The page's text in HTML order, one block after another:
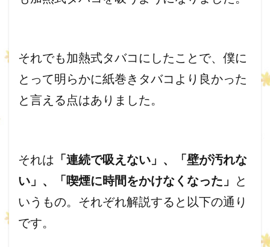
それでも加熱式タバコにしたことで、 僕に
とって明らかに紙巻きタバコより良かった
と言える点はありま した。
それは 「連続で吸えない」、「壁が汚れな
い」、「喫煙に時間をかけなくなった」 と
いうもの。 それぞれ解説すると以下の通り
です。